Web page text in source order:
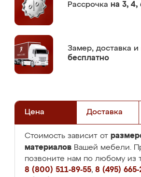
Рассрочка на 3, 4,
Замер, доставка
бесплатно
Цена Доставка
Стоимость зависит от
материалов Вашей мебели.
позвоните нам по любому из
8 (800) 511-89-55, 8 (495)